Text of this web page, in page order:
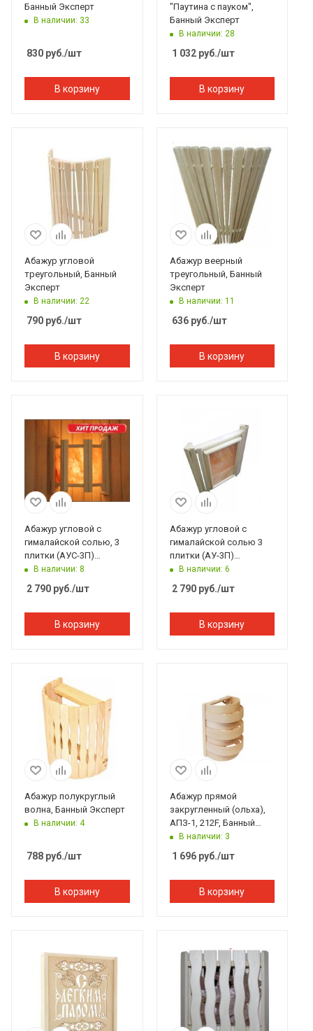
Банный Эксперт
В наличии: 33
830 руб./шт
В корзину
"Паутина с пауком",
Банный Эксперт
В наличии: 28
1 032руб./шт
В корзину
Абажур угловой
треугольный, Банный
Эксперт
В наличии: 22
790 руб./шт
В корзину
Абажур веерный
треугольный, Банный
Эксперт
В наличии: 11
636руб./шт
В корзину
Абажур угловой с
гималайской солью, 3
плитки (АУС-3П)
Вертикально Банный
В наличии: 8
2 790 руб./шт
В корзину
Абажур угловой с
гималайской солью 3
плитки (АУ-3П)
горизонтально Банный
В наличии: 6
2 790руб./шт
В корзину
Абажур полукруглый
волна, Банный Эксперт
В наличии: 4
788 руб./шт
В корзину
Абажур прямой
закругленный (ольха),
АПЗ-1, 212F, Банный
Эксперт
В наличии: 3
1 696руб./шт
В корзину